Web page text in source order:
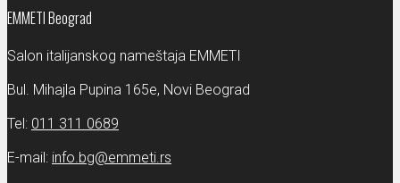
EMMETI Beograd
Salon italijanskog nameštaja EMMETI
Bul. Mihajla Pupina 165e, Novi Beograd
Tel: 011 311 0689
E-mail: info.bg@emmeti.rs